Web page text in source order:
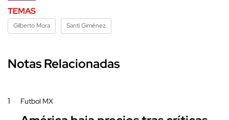
TEMAS
Gilberto Mora Santi Giménez
Notas Relacionadas
1 Futbol MX